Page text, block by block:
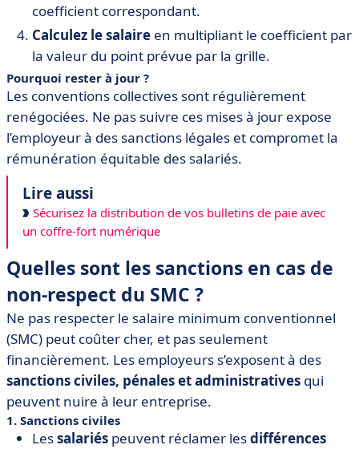
coefficient correspondant.
Calculez le salaire en multipliant le coefficient par
la valeur du point prévue par la grille.
Pourquoi rester à jour ?
Les conventions collectives sont régulièrement
renégociées. Ne pas suivre ces mises à jour expose
l’employeur à des sanctions légales et compromet la
rémunération équitable des salariés.
Lire aussi
Sécurisez la distribution de vos bulletins de paie avec
un coffre-fort numérique
Quelles sont les sanctions en cas de
non-respect du SMC ?
Ne pas respecter le salaire minimum conventionnel
(SMC) peut coûter cher, et pas seulement
financièrement. Les employeurs s’exposent à des
sanctions civiles, pénales et administratives qui
peuvent nuire à leur entreprise.
1. Sanctions civiles
Lessalariés peuvent réclamer lesdifférences